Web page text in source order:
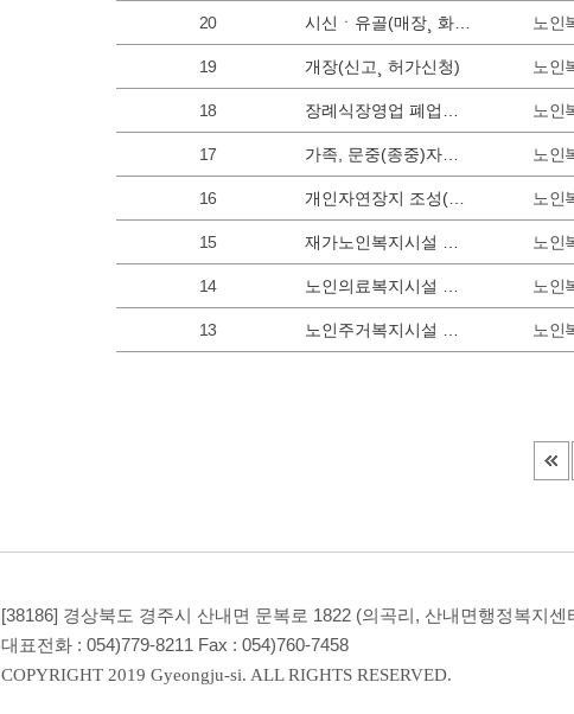
20 시신ㆍ유골(매장¸ 화장)신고 노인
19 개장(신고¸ 허가신청) 노인
18 장례식장영업 폐업신고 노인
17 가족, 문중(종중)자연장지 조성(변경)신고 노인
16 개인자연장지 조성(변경)신고 노인
15 재가노인복지시설 설치신고 노인
14 노인의료복지시설 설치신고 노인
13 노인주거복지시설 설치신고 노인
[38186] 경상북도 경주시 산내면 문복로 1822 (의곡리, 산내면행정복지센
대표전화 : 054)779-8211 Fax : 054)760-7458
COPYRIGHT 2019 Gyeongju-si. ALL RIGHTS RESERVED.